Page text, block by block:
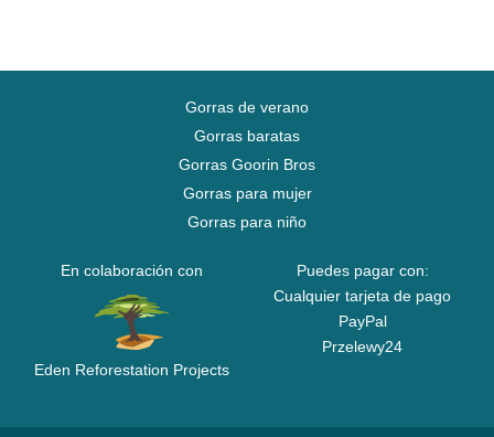
Gorras de verano
Gorras baratas
Gorras Goorin Bros
Gorras para mujer
Gorras para niño
En colaboración con
Eden Reforestation Projects
Puedes pagar con:
Cualquier tarjeta de pago
PayPal
Przelewy24